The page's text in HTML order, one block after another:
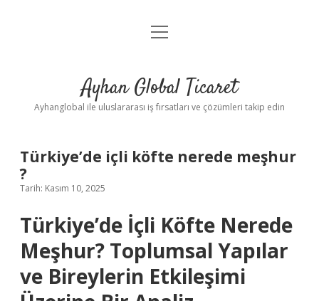
Anasayfa
Yasal Uyarı
menüyü
Ayhan Global Ticaret
Ayhanglobal ile uluslararası iş fırsatları ve çözümleri takip edin
Türkiye’de içli köfte nerede meşhur
?
Tarih: Kasım 10, 2025
Türkiye’de İçli Köfte Nerede
Meşhur? Toplumsal Yapılar
ve Bireylerin Etkileşimi